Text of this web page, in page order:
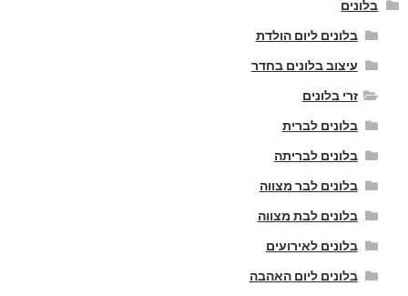
בלונים
בלונים ליום הולדת
עיצוב בלונים בחדר
זרי בלונים
בלונים לברית
בלונים לבריתה
בלונים לבר מצווה
בלונים לבת מצווה
בלונים לאירועים
בלונים ליום האהבה